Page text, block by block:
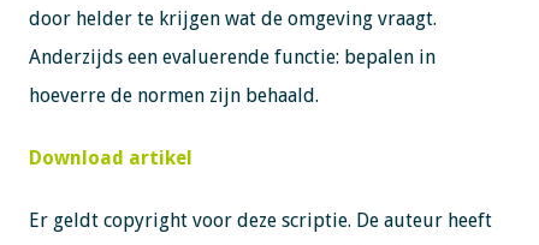
door helder te krijgen wat de omgeving vraagt.
Anderzijds een evaluerende functie: bepalen in
hoeverre de normen zijn behaald.
Download artikel
Er geldt copyright voor deze scriptie. De auteur heeft